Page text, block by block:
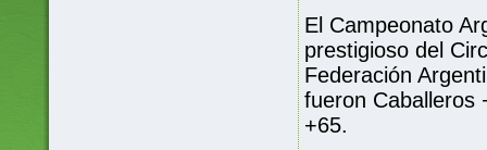
El Campeonato
prestigioso del
Federación
fueron Caballeros
+65.